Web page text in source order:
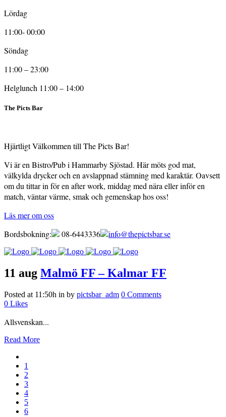
Lördag
11:00- 00:00
Söndag
11:00 – 23:00
Helglunch 11:00 – 14:00
The Picts Bar
Hjärtligt Välkommen till The Picts Bar!
Vi är en Bistro/Pub i Hammarby Sjöstad. Här möts god mat,
välkylda drycker och en avslappnad stämning med karaktär. Oavsett
om du tittar in för en after work, middag med nära eller inför en
match, väntar värme, smak och gemenskap hos oss!
Läs mer om oss
Bordsbokning:
08-6443336 info@thepictsbar.se
11 aug Malmö FF – Kalmar FF
Posted at 11:50h in by pictsbar_adm 0 Comments
0 Likes
Allsvenskan...
Read More
1
2
3
4
5
6